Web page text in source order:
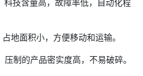
科技含量高，故障率低，自动化程
地面积小，方便移动和运输。
制的产品密实度高，不易破碎。